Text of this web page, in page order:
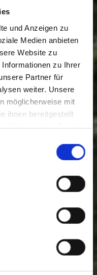
und Anzeigen zu
Medien anbieten
Website zu
zu Ihrer
Partner für
weiter. Unsere
möglicherweise mit
ihnen bereitgestellt
Nutzung der Dienste
weiterhin nutzen.